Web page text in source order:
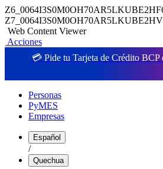
Web Content Viewer
Acciones
💳 Pide tu Tarjeta de Crédito BCP
Personas
PyMES
Empresas
Español
/
Quechua